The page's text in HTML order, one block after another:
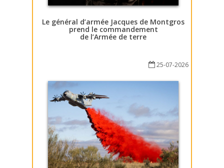
Le général d’armée Jacques de Montgros
prend le commandement
de l’Armée de terre
25-07-2026